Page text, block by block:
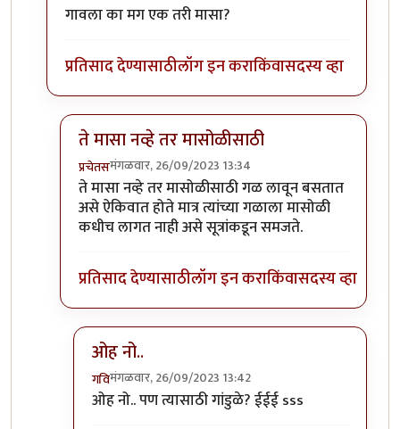
गावला का मग एक तरी मासा?
प्रतिसाद देण्यासाठीलॉग इन कराकिंवासदस्य व्हा
ते मासा नव्हे तर मासोळीसाठी
प्रचेतसमंगळवार, 26/09/2023 13:34
In reply toटपोरे गांडुळ आहेत, ही गांडुळंbyगवि
ते मासा नव्हे तर मासोळीसाठी गळ लावून बसतात
असे ऐकिवात होते मात्र त्यांच्या गळाला मासोळी
कधीच लागत नाही असे सूत्रांकडून समजते.
प्रतिसाद देण्यासाठीलॉग इन कराकिंवासदस्य व्हा
ओह नो..
गविमंगळवार, 26/09/2023 13:42
In reply toते मासा नव्हे तर मासोळीसाठी
ओह नो.. पण त्यासाठी गांडुळे? ईईई sss